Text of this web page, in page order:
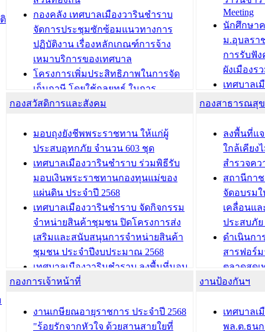
ประชาชนบุคคลประเภท 8 แก่บุคคลที่
ได้รับการเพิ่มชื่อในทะเบียนบ้าน
(ท.ร.14) กรณีคนไม่มีสัญชาติไทยได้รับ
อนุญาตให้มีถิ่นที่อยู่
ประชุมคณะกรรมการประเมินผลการ
ควบคุมภายในของ สำนัก/กอง/
โรงเรียน/ศูนย์พัฒนาเด็กเล็ก/สถานธนา
บทความ อื่นๆ ...
บทความ อื่นๆ ...
กองคลัง เทศบาลเมืองวารินชำราบ
จัดการประชุมซักซ้อมแนวทางการ
ปฏิบัติงาน เรื่องหลักเกณฑ์การจ้าง
เหมาบริการของเทศบาล
โครงการเพิ่มประสิทธิภาพในการจัด
เก็บภาษี โดยใช้กลยุทธ์ ในการ
พัฒนาการจัดเก็บรายได้ ประจำปี พ.ศ.
เทศบาลเมืองวารินชำราบ ร่วมการ
ประชุมวิชาการระดับนานาชาติและ
นิทรรศการด้านนวัตกรรมท้องถิ่น 2568
และรับรางวัลทีมนักวิจัยดีเด่นจาก
นวัตกรรมโครงการทะเบียนภาษีป้าย
ประชุมผู้เช่าอาคารพาณิชย์ บริเวณ
ถนนเกษมสุขและถนนประทุมเทพภักดี
บทความ อื่นๆ ...
Meeting
นักศึกษา
ม.อุบลรา
การรับฟั
ผังเมืองร
เทศบาลเ
โครงการ
เทศบาล
รับฟังคว
ผังเมือง
วารินชำ
เทศบาล
ซักซ้อมแ
ประโยช
บทความ อื่นๆ ...
กองสวัสดิการและสังคม
มอบถุงยังชีพพระราชทาน ให้แก่ผู้
ประสบอุทกภัย จำนวน 603 ชุด
เทศบาลเมืองวารินชำราบ ร่วมพิธีรับ
มอบเงินพระราชทานกองทุนแม่ของ
แผ่นดิน ประจำปี 2568
เทศบาลเมืองวารินชำราบ จัดกิจกรรม
จำหน่ายสินค้าชุมชน ปิดโครงการส่ง
เสริมและสนับสนุนการจำหน่ายสินค้า
ชุมชน ประจำปีงบประมาณ 2568
เทศบาลเมืองวารินชำราบ ลงพื้นที่มอบ
น้ำดื่มแก่ผู้พักอาศัย ณ ศูนย์พักพิง
กองสวัสดิการสังคม เทศบาลเมือง
วารินชำราบ จัดโครงการอบรมอาชีพ
กองสาธารณสุ
ลงพื้นที่แ
ใกล้เคียง
สำรวจค
สถานีกา
จัดอบรม
เคลื่อนแ
ประสบภั
ดำเนินกา
สารฟอร์
ตลาดสดเ
วารินชำร
ถนนแก่เ
เด็กเล็ก
กองการเจ้าหน้าที่
งานเกษียณอายุราชการ ประจำปี 2568
"ร้อยรักจากหัวใจ ด้วยสานสายใยที่
งานป้องกันฯ
เทศบาลเ
พล.ต.ธน